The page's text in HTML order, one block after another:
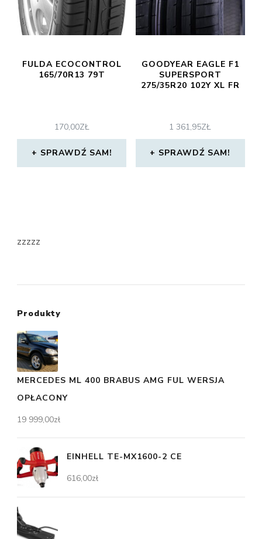
FULDA ECOCONTROL
165/70R13 79T
170,00ZŁ
SPRAWDŹ SAM!
GOODYEAR EAGLE F1
SUPERSPORT
275/35R20 102Y XL FR
1 361,95ZŁ
SPRAWDŹ SAM!
zzzzz
Produkty
MERCEDES ML 400 BRABUS AMG FUL WERSJA
OPŁACONY
19 999,00zł
EINHELL TE-MX1600-2 CE
616,00zł